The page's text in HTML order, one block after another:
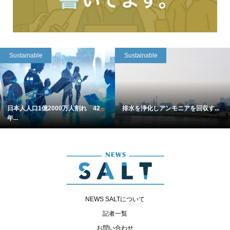
Sustainable
日本人人口1億2000万人割れ 42
年...
Sustainable
排水を浄化しアンモニアを回収す...
NEWS SALTについて
記者一覧
お問い合わせ